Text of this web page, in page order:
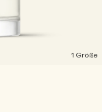
1 Größe